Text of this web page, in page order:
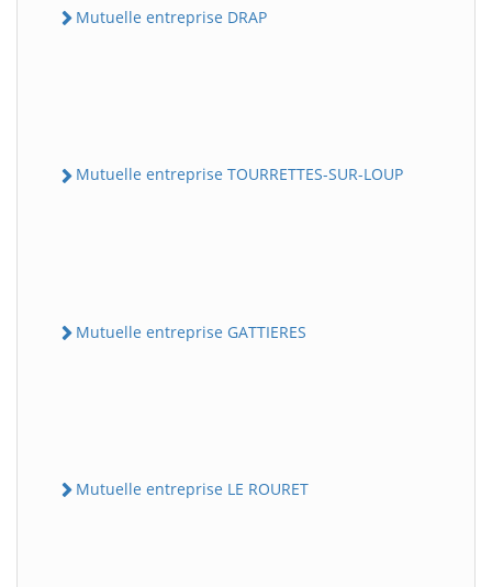
Mutuelle entreprise DRAP
Mutuelle entreprise TOURRETTES-SUR-LOUP
Mutuelle entreprise GATTIERES
Mutuelle entreprise LE ROURET